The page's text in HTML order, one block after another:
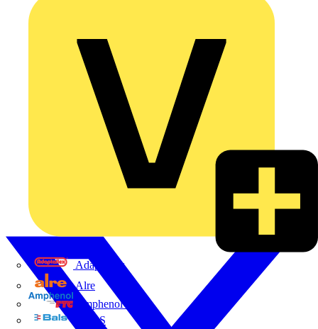
Adaptaflex
Alre
Amphenol FTG
BALS